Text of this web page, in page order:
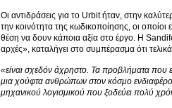
Οι αντιδράσεις για το Urbit ήταν, στην
την κοινότητα της κωδικοποίησης, οι οποίοι
θέση να δουν κάποια αξία στο έργο. Η
αρχές», καταλήγει στο συμπέρασμα ότι
«είναι σχεδόν άχρηστο. Τα προβλήματα που
μια χούφτα ανθρώπων στον κόσμο
μηχανικού λογισμικού που ξοδεύει πολύ